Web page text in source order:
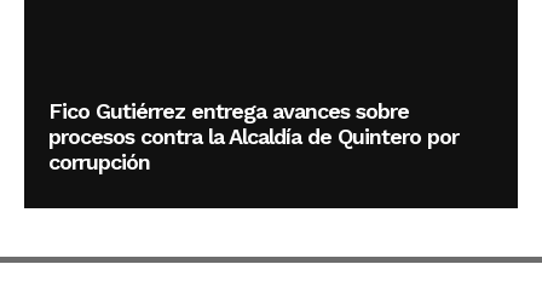
Fico Gutiérrez entrega avances sobre
procesos contra la Alcaldía de Quintero por
corrupción